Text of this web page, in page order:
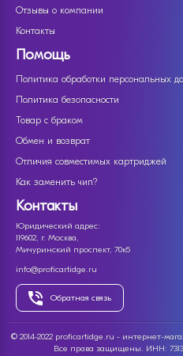
Отзывы о компании
Контакты
Помощь
Политика обработки персональных
Политика безопасности
Товар с браком
Обмен и возврат
Отличия совместимых картриджей
Как заменить чип?
Контакты
Юридический адрес:
119602, г. Москва,
Мичуринский проспект, 70к5
info@proficartidge.ru
Обратная связь
© 2014-2022 proficartidge.ru - интернет-
Все права защищены. ИНН: